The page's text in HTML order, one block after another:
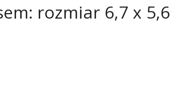
rozmiar 6,7 x